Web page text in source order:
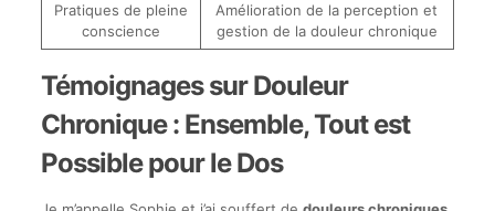
Pratiques de pleine
conscience
Amélioration de la perception et
gestion de la douleur chronique
Témoignages sur Douleur
Chronique : Ensemble, Tout est
Possible pour le Dos